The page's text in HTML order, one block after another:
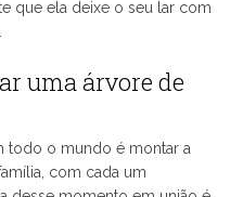
que ela deixe o seu lar com
uma árvore de
todo o mundo é montar a
com cada um